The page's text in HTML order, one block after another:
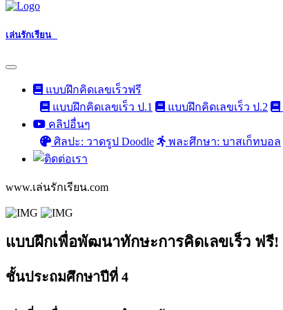
เล่นรักเรียน
แบบฝึกคิดเลขเร็วฟรี
แบบฝึกคิดเลขเร็ว ป.1
แบบฝึกคิดเลขเร็ว ป.2
คลิปอื่นๆ
ศิลปะ: วาดรูป Doodle
พละศึกษา: บาสเก็ทบอล
www.เล่นรักเรียน.com
แบบฝึกเพื่อพัฒนาทักษะการคิดเลขเร็ว ฟรี!
ชั้นประถมศึกษาปีที่ 4